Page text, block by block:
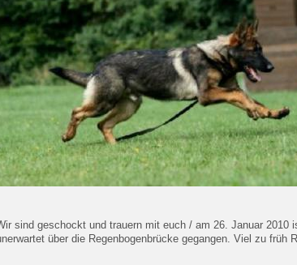
sind geschockt und trauern mit euch / am 26. Januar 2010
über die Regenbogenbrücke gegangen. Viel zu früh